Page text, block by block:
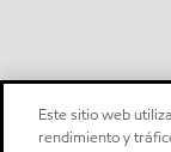
Este sitio web
rendimiento y